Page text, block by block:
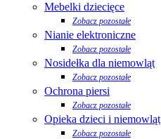
Mebelki dziecięce
Zobacz pozostałe
Nianie elektroniczne
Zobacz pozostałe
Nosidełka dla niemowląt
Zobacz pozostałe
Ochrona piersi
Zobacz pozostałe
Opieka dzieci i niemowląt
Zobacz pozostałe